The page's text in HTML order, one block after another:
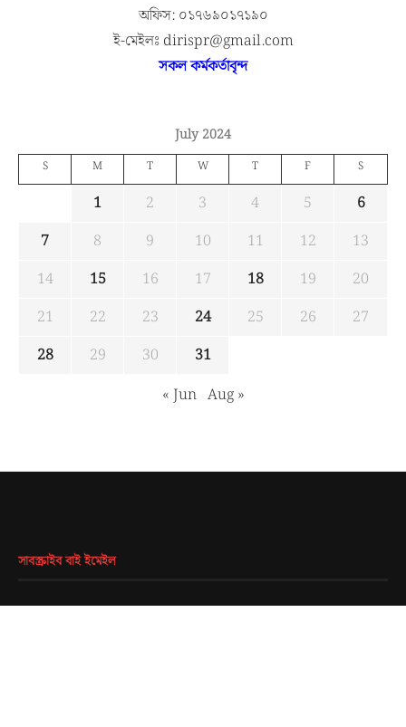
অফিস: ০১৭৬৯০১৭১৯০
ই-মেইলঃ dirispr@gmail.com
সকল কর্মকর্তাবৃন্দ
July 2024
S M T W T F S
1 2 3 4 5
6
7
8 9 10 11 12
13
14
15 16 17 18 19
20
21
22 23 24 25 26
27
28
29 30
31
« Jun Aug »
সাবস্ক্রাইব বাই ইমেইল